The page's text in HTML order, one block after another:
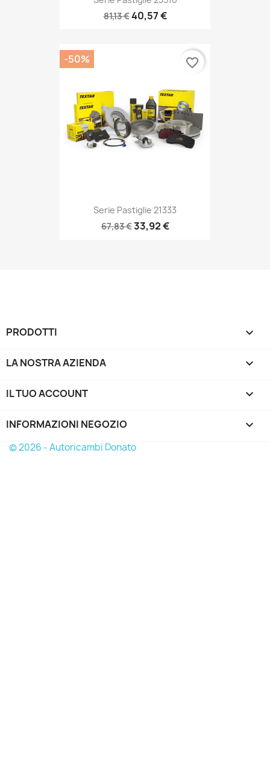
81,13 €40,57 €
Serie Pastiglie 21333
67,83 €33,92 €
-50% favorite_border
PRODOTTI 
LA NOSTRA AZIENDA 
IL TUO ACCOUNT 
INFORMAZIONI NEGOZIO keyboard_arrow_down
© 2026 - Autoricambi Donato